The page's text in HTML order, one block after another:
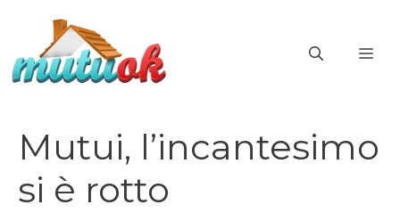
contenuto
Mutui, l’incantesimo
si è rotto